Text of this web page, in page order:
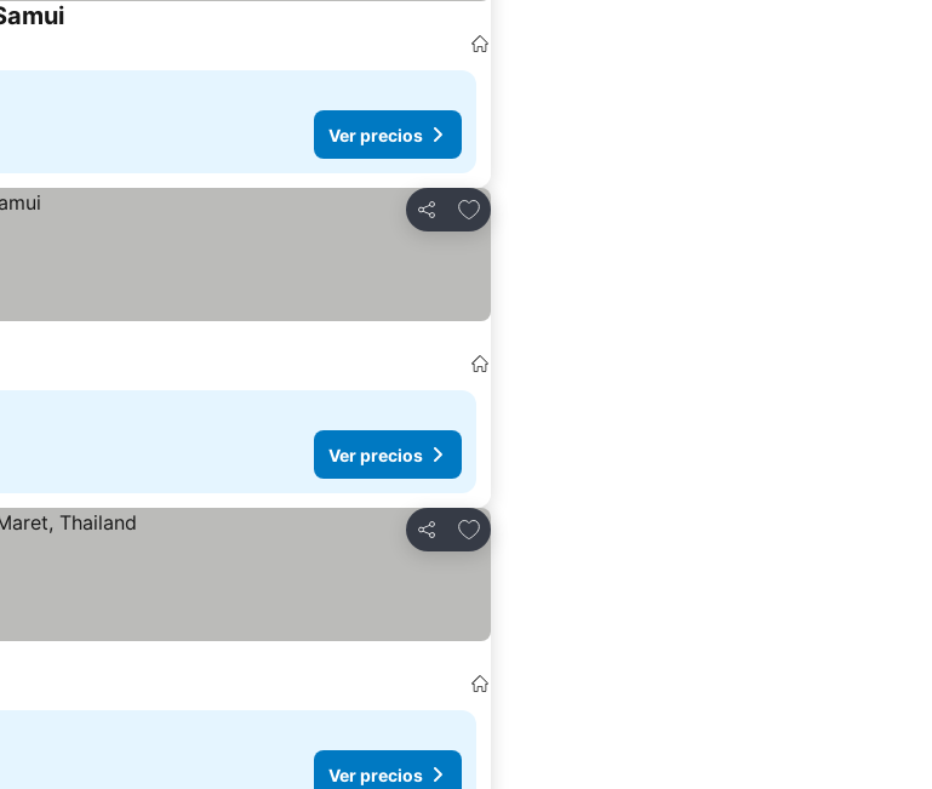
Ver precios
Compartir
Agregar a favoritos
Ver precios
Compartir
Agregar a favoritos
Ver precios